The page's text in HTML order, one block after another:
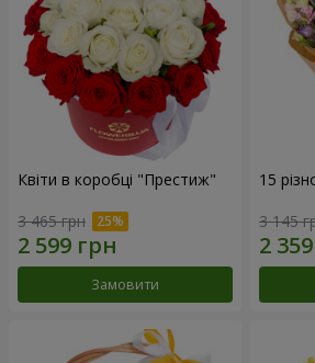
Квіти в коробці "Престиж"
3 465 грн
Замовити
15
3 145